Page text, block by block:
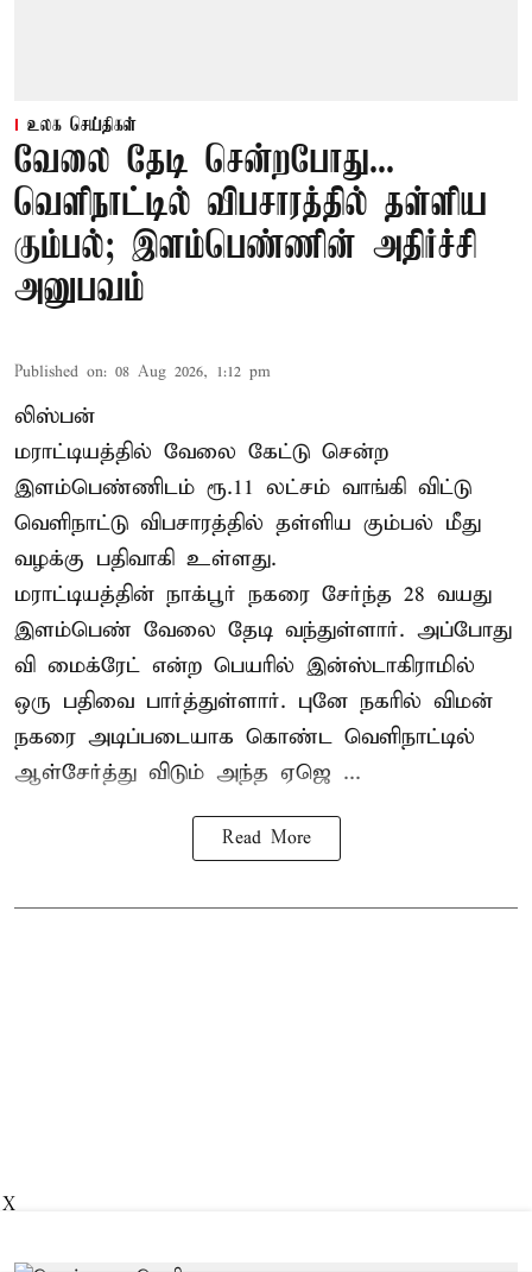
உலக செய்திகள்
வேலை தேடி சென்றபோது...
வெளிநாட்டில் விபசாரத்தில் தள்ளிய
கும்பல்; இளம்பெண்ணின் அதிர்ச்சி
அனுபவம்
Published on: 08 Aug 2026, 1:12 pm
லிஸ்பன்
மராட்டியத்தில் வேலை கேட்டு சென்ற
இளம்பெண்ணிடம் ரூ.11 லட்சம் வாங்கி விட்டு
வெளிநாட்டு விபசாரத்தில் தள்ளிய கும்பல் மீது
வழக்கு பதிவாகி உள்ளது.
மராட்டியத்தின் நாக்பூர் நகரை சேர்ந்த 28 வயது
இளம்பெண் வேலை தேடி வந்துள்ளார். அப்போது
வி மைக்ரேட் என்ற பெயரில் இன்ஸ்டாகிராமில்
ஒரு பதிவை பார்த்துள்ளார். புனே நகரில் விமன்
நகரை அடிப்படையாக கொண்ட வெளிநாட்டில்
ஆள்சேர்த்து விடும் அந்த ஏஜெ ...
Read More
X